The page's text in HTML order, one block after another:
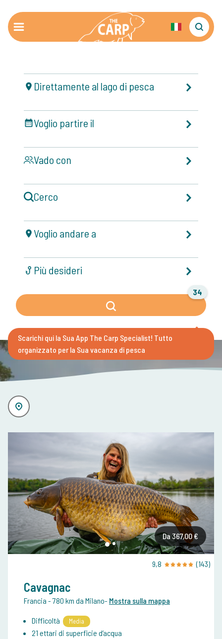
Direttamente al lago di pesca
Voglio partire il
Vado con
Cerco
Voglio andare a
Più desideri
34
Scarichi qui la Sua App The Carp Specialist! Tutto
organizzato per la Sua vacanza di pesca
Da 367,00 €
9,8 (143)
Cavagnac
Francia - 780 km da Milano- Mostra sulla mappa
Difficoltà Media
21 ettari di superficie d’acqua